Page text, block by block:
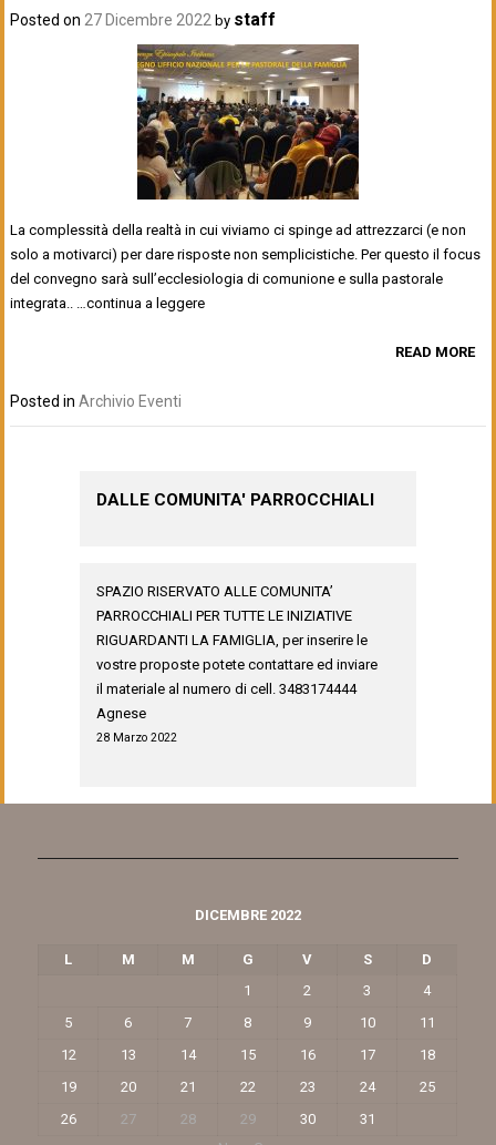
Posted on27 Dicembre 2022 by staff
La complessità della realtà in cui viviamo ci spinge ad attrezzarci (e non
solo a motivarci) per dare risposte non semplicistiche. Per questo il focus
del convegno sarà sull’ecclesiologia di comunione e sulla pastorale
integrata.. …continua a leggere
READ MORE
Posted inArchivio Eventi
DALLE COMUNITA' PARROCCHIALI
SPAZIO RISERVATO ALLE COMUNITA’
PARROCCHIALI PER TUTTE LE INIZIATIVE
RIGUARDANTI LA FAMIGLIA, per inserire le
vostre proposte potete contattare ed inviare
il materiale al numero di cell. 3483174444
Agnese
28 Marzo 2022
DICEMBRE 2022
L M M G V S
D
1
2 3
4
5
6 7 8 9 10
11
12
13 14 15 16 17
18
19
20 21 22 23 24
25
26
27 28 29 30
31